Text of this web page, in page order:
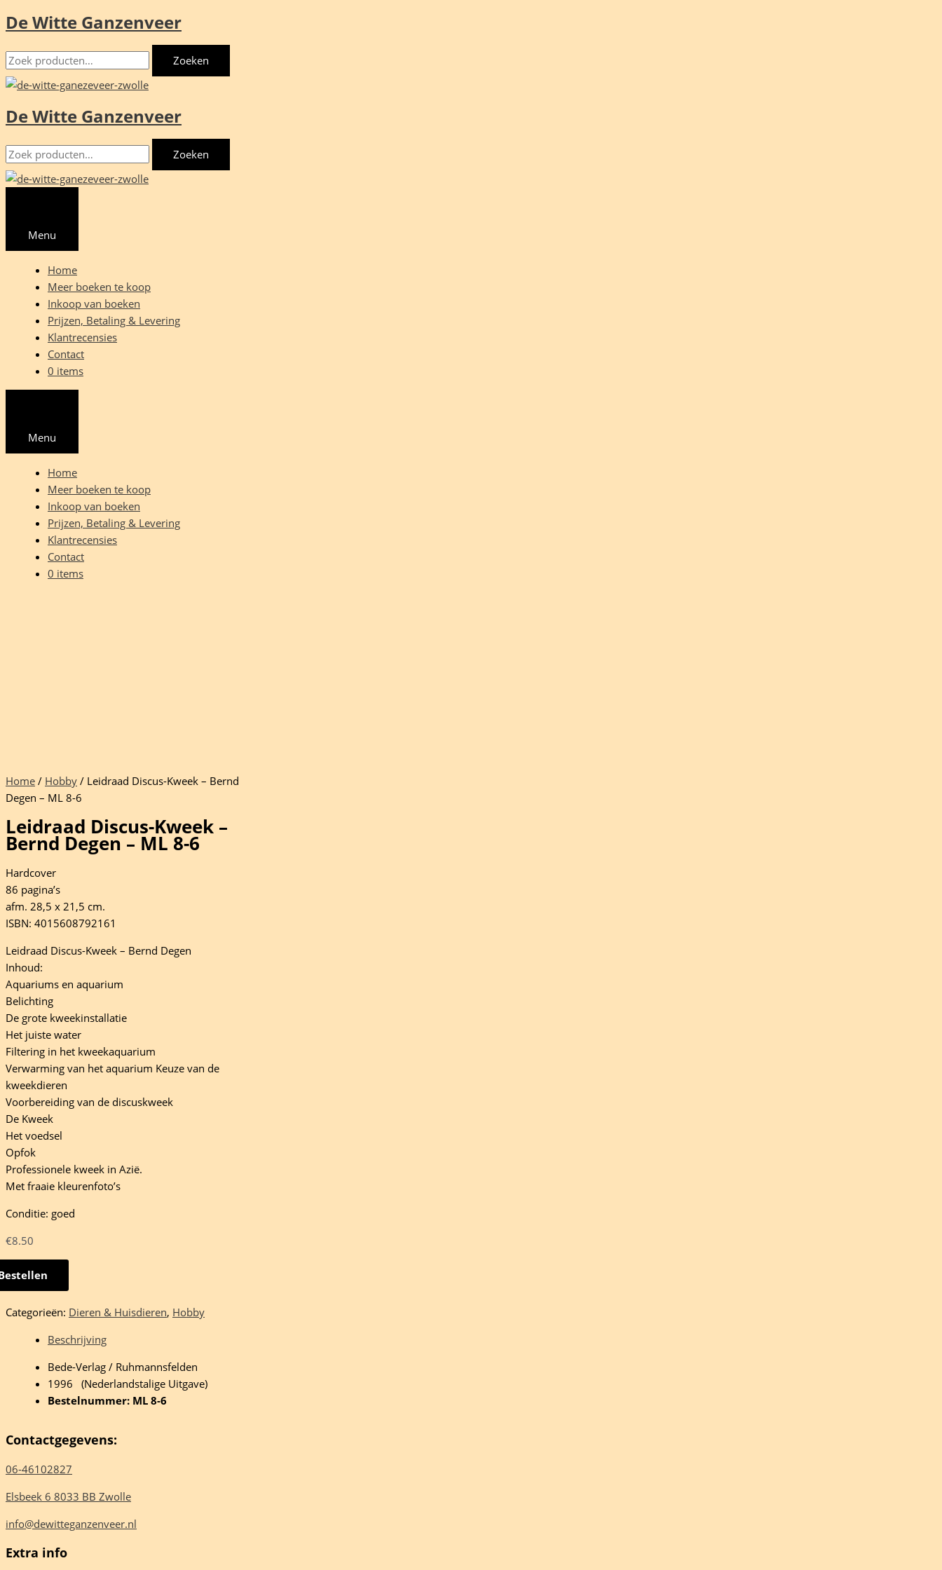
Ga
de
inhoud
De Witte Ganzenveer
Zoeken
naar:
Zoeken
De Witte Ganzenveer
Zoeken
naar:
Zoeken
Menu
Home
Meer boeken te koop
Inkoop van boeken
Prijzen, Betaling & Levering
Klantrecensies
Contact
0 items
Menu
Home
Meer boeken te koop
Inkoop van boeken
Prijzen, Betaling & Levering
Klantrecensies
Contact
0 items
Home / Hobby / Leidraad Discus-Kweek – Bernd
Degen – ML 8-6
Leidraad Discus-Kweek –
Bernd Degen – ML 8-6
Hardcover
86 pagina’s
afm. 28,5 x 21,5 cm.
ISBN: 4015608792161
Leidraad Discus-Kweek – Bernd Degen
Inhoud:
Aquariums en aquarium
Belichting
De grote kweekinstallatie
Het juiste water
Filtering in het kweekaquarium
Verwarming van het aquarium Keuze van de
kweekdieren
Voorbereiding van de discuskweek
De Kweek
Het voedsel
Opfok
Professionele kweek in Azië.
Met fraaie kleurenfoto’s
Conditie: goed
€8.50
Categorieën: Dieren & Huisdieren, Hobby
Beschrijving
Bede-Verlag / Ruhmannsfelden
1996 (Nederlandstalige Uitgave)
Bestelnummer: ML 8-6
Contactgegevens:
06-46102827
Elsbeek 6 8033 BB Zwolle
info@dewitteganzenveer.nl
Extra info